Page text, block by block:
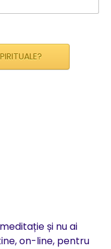
și nu ai
on-line, pentru